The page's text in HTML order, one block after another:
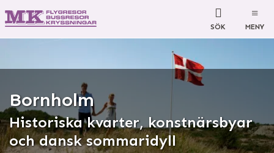
SÖK MENY
Bornholm
Historiska kvarter, konstnärsbyar
och dansk sommaridyll